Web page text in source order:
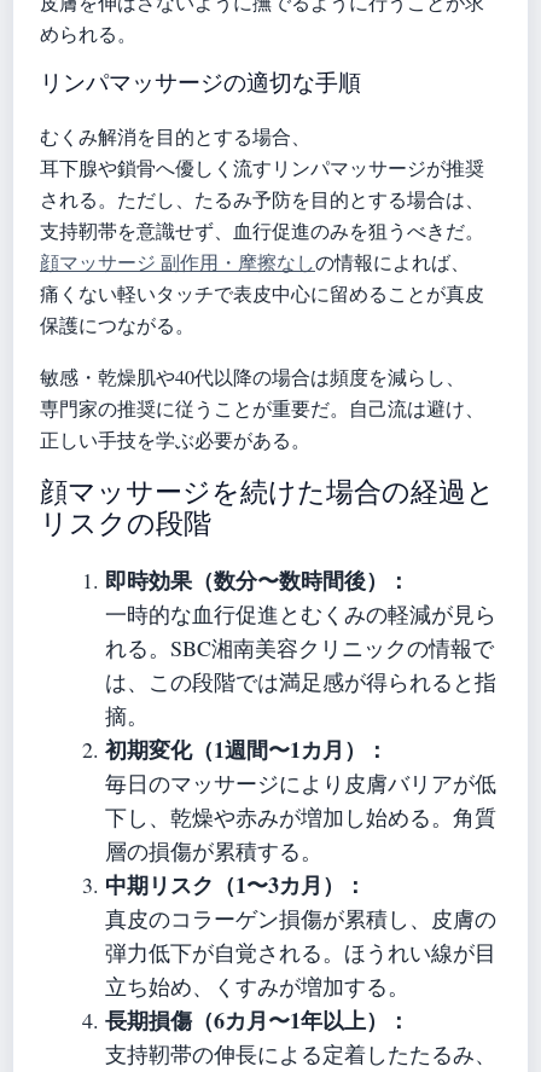
められる。
リンパマッサージの適切な手順
むくみ解消を目的とする場合、
耳下腺や鎖骨へ優しく流すリンパマッサージが推奨
される。ただし、たるみ予防を目的とする場合は、
支持靭帯を意識せず、血行促進のみを狙うべきだ。
顔マッサージ 副作用・摩擦なしの情報によれば、
痛くない軽いタッチで表皮中心に留めることが真皮
保護につながる。
敏感・乾燥肌や40代以降の場合は頻度を減らし、
専門家の推奨に従うことが重要だ。自己流は避け、
正しい手技を学ぶ必要がある。
顔マッサージを続けた場合の経過と
リスクの段階
即時効果（数分〜数時間後）：
一時的な血行促進とむくみの軽減が見ら
れる。SBC湘南美容クリニックの情報で
は、この段階では満足感が得られると指
摘。
初期変化（1週間〜1カ月）：
毎日のマッサージにより皮膚バリアが低
下し、乾燥や赤みが増加し始める。角質
層の損傷が累積する。
中期リスク（1〜3カ月）：
真皮のコラーゲン損傷が累積し、皮膚の
弾力低下が自覚される。ほうれい線が目
立ち始め、くすみが増加する。
長期損傷（6カ月〜1年以上）：
支持靭帯の伸長による定着したたるみ、